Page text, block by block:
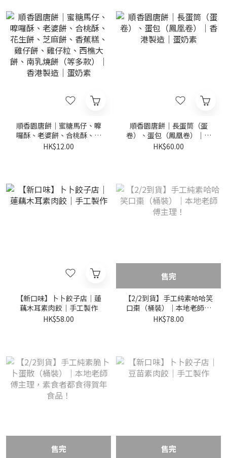
順香園唐餅｜蜜糖馬仔、嚤
囉酥、老婆餅、合桃酥、花
生餅、芝麻餅、香蕉糕、雞
HK$12.00
順香園唐餅｜長蛋筒（蛋
卷）、蛋包（鳳凰卷）｜香
港製造｜蛋奶素
HK$60.00
【新口味】卜卜餃子店｜蓮
藕木耳素肉餃｜手工製作
HK$58.00
售完
【2/2到貨】手工純素哈哈笑
口棗（桶裝）｜本地老師傅
主理！
HK$78.00
售完 售完